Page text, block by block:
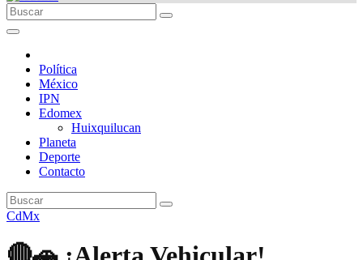
Política
México
IPN
Edomex
Huixquilucan
Planeta
Deporte
Contacto
CdMx